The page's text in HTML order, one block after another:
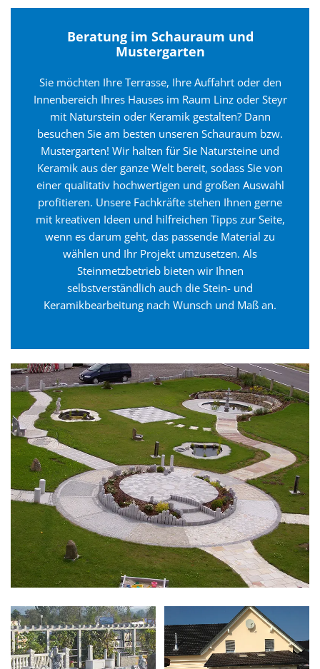
Beratung im Schauraum und
Mustergarten
Sie möchten Ihre Terrasse, Ihre Auffahrt oder den
Innenbereich Ihres Hauses im Raum Linz oder Steyr
mit Naturstein oder Keramik gestalten? Dann
besuchen Sie am besten unseren Schauraum bzw.
Mustergarten! Wir halten für Sie Natursteine und
Keramik aus der ganze Welt bereit, sodass Sie von
einer qualitativ hochwertigen und großen Auswahl
profitieren. Unsere Fachkräfte stehen Ihnen gerne
mit kreativen Ideen und hilfreichen Tipps zur Seite,
wenn es darum geht, das passende Material zu
wählen und Ihr Projekt umzusetzen. Als
Steinmetzbetrieb bieten wir Ihnen
selbstverständlich auch die Stein- und
Keramikbearbeitung nach Wunsch und Maß an.